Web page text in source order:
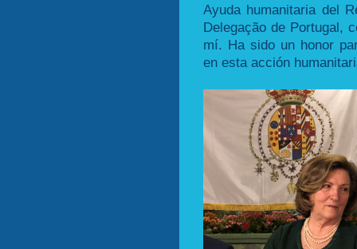
Ayuda humanitaria del
Delegação de Portugal,
mí. Ha sido un honor
en esta acción